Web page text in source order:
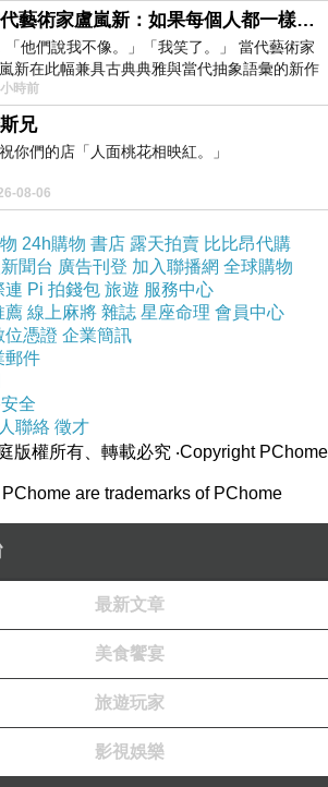
眼神盾SAMSUNG S5阻隔藍光
)
眼神盾SAMSUNG S5阻隔藍光
當代藝術家盧嵐新：如果每個人都一樣，這世界該有多無聊？
他們說我不像。」「我笑了。」 當代藝術家
新在此幅兼具古典典雅與當代抽象語彙的新作
以沈靜的藍色空間為背景，描繪了
時前
兄
你們的店「人面桃花相映紅。」
08-06
24h購物 書店 露天拍賣 比比昂代購
聞台 廣告刊登 加入聯播網 全球購物
連 Pi 拍錢包 旅遊 服務中心
薦 線上麻將 雜誌 星座命理 會員中心
位憑證 企業簡訊
郵件
全
聯絡 徵才
版權所有、轉載必究 ‧Copyright PChome
are trademarks of PChome
最新文章
美食饗宴
旅遊玩家
影視娛樂